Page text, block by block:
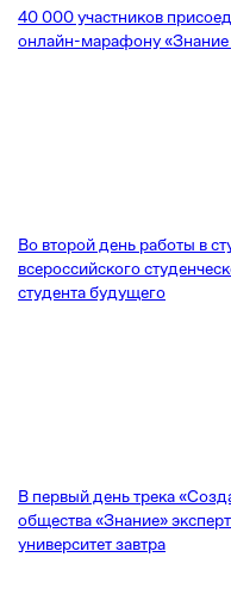
40 000 участников
онлайн-марафону «Знание
Во второй день работы в
всероссийского
студента будущего
В первый день трека
общества «Знание»
университет завтра